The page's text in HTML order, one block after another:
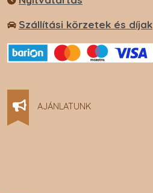
Szállítási körzetek és díjak
AJÁNLATUNK